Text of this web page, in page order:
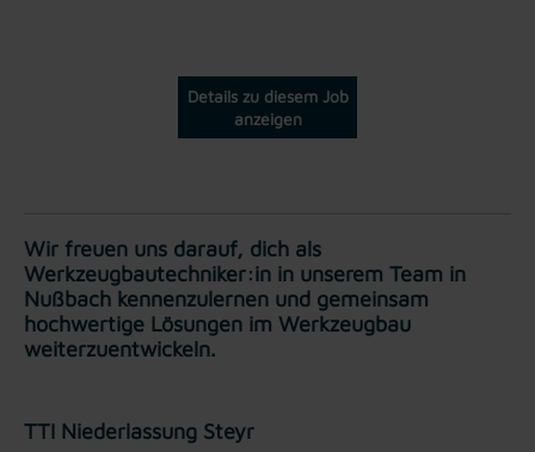
Details zu diesem Job
anzeigen
Wir freuen uns darauf, dich als
Werkzeugbautechniker:in in unserem Team in
Nußbach kennenzulernen und gemeinsam
hochwertige Lösungen im Werkzeugbau
weiterzuentwickeln.
TTI Niederlassung Steyr